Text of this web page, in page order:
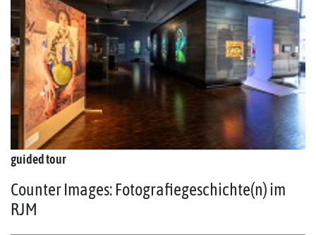
guided tour
Counter Images: Fotografiegeschichte(n) im
RJM